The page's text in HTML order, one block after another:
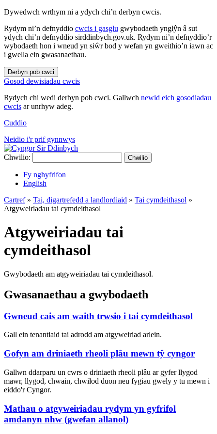
Dywedwch wrthym ni a ydych chi’n derbyn cwcis.
Rydym ni’n defnyddio cwcis i gasglu gwybodaeth ynglŷn â sut
ydych chi’n defnyddio sirddinbych.gov.uk. Rydym ni’n defnyddio’r
wybodaeth hon i wneud yn siŵr bod y wefan yn gweithio’n iawn ac
i gwella ein gwasanaethau.
Derbyn pob cwci
Gosod dewisiadau cwcis
Rydych chi wedi derbyn pob cwci. Gallwch newid eich gosodiadau
cwcis ar unrhyw adeg.
Cuddio
Neidio i'r prif gynnwys
Chwilio: Chwilio
Fy nghyfrifon
English
Cartref» Tai, digartrefedd a landlordiaid » Tai cymdeithasol »
Atgyweiriadau tai cymdeithasol
Atgyweiriadau tai
cymdeithasol
Gwybodaeth am atgyweiriadau tai cymdeithasol.
Gwasanaethau a gwybodaeth
Gwneud cais am waith trwsio i tai cymdeithasol
Gall ein tenantiaid tai adrodd am atgyweiriad arlein.
Gofyn am driniaeth rheoli plâu mewn tŷ cyngor
Gallwn ddarparu un cwrs o driniaeth rheoli plâu ar gyfer llygod
mawr, llygod, chwain, chwilod duon neu fygiau gwely y tu mewn i
eiddo'r Cyngor.
Mathau o atgyweiriadau rydym yn gyfrifol
amdanyn nhw (gwefan allanol)